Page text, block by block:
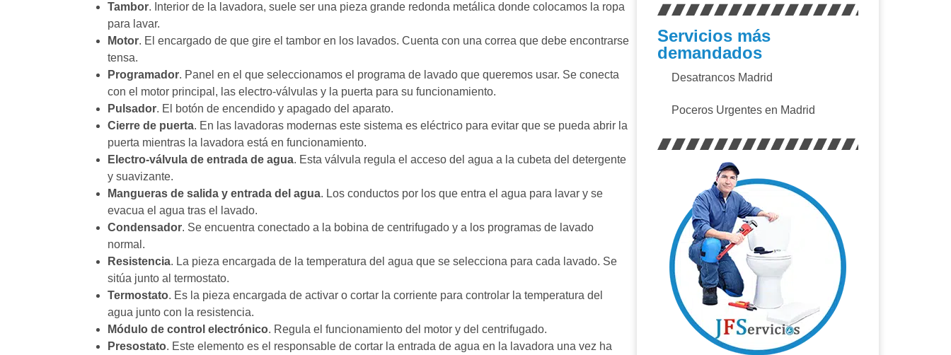
Tambor. Interior de la lavadora, suele ser una pieza grande redonda metálica donde colocamos la ropa
para lavar.
Motor. El encargado de que gire el tambor en los lavados. Cuenta con una correa que debe encontrarse
tensa.
Programador. Panel en el que seleccionamos el programa de lavado que queremos usar. Se conecta
con el motor principal, las electro-válvulas y la puerta para su funcionamiento.
Pulsador. El botón de encendido y apagado del aparato.
Cierre de puerta. En las lavadoras modernas este sistema es eléctrico para evitar que se pueda abrir la
puerta mientras la lavadora está en funcionamiento.
Electro-válvula de entrada de agua. Esta válvula regula el acceso del agua a la cubeta del detergente
y suavizante.
Mangueras de salida y entrada del agua. Los conductos por los que entra el agua para lavar y se
evacua el agua tras el lavado.
Condensador. Se encuentra conectado a la bobina de centrifugado y a los programas de lavado
normal.
Resistencia. La pieza encargada de la temperatura del agua que se selecciona para cada lavado. Se
sitúa junto al termostato.
Termostato. Es la pieza encargada de activar o cortar la corriente para controlar la temperatura del
agua junto con la resistencia.
Módulo de control electrónico. Regula el funcionamiento del motor y del centrifugado.
Presostato. Este elemento es el responsable de cortar la entrada de agua en la lavadora una vez ha
Servicios más
demandados
Desatrancos Madrid
Poceros Urgentes en Madrid